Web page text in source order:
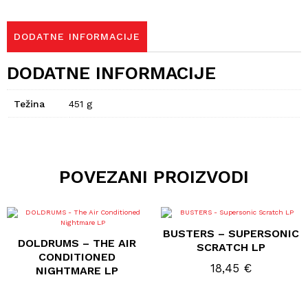
DODATNE INFORMACIJE
DODATNE INFORMACIJE
Težina 451 g
POVEZANI PROIZVODI
DOLDRUMS – THE AIR
CONDITIONED
NIGHTMARE LP
BUSTERS – SUPERSONIC
SCRATCH LP
18,45 €